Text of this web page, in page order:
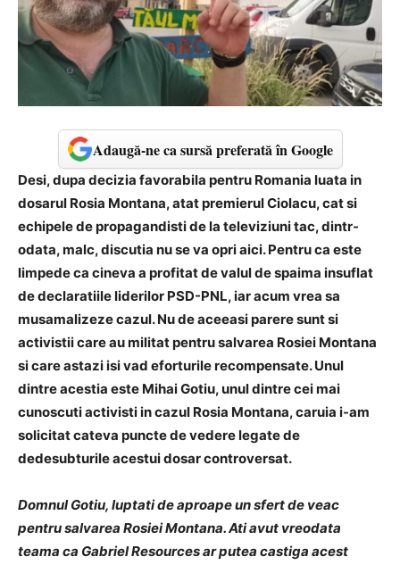
Adaugă-ne ca sursă preferată în Google
Desi, dupa decizia favorabila pentru Romania luata in
dosarul Rosia Montana, atat premierul Ciolacu, cat si
echipele de propagandisti de la televiziuni tac, dintr-
odata, malc, discutia nu se va opri aici. Pentru ca este
limpede ca cineva a profitat de valul de spaima insuflat
de declaratiile liderilor PSD-PNL, iar acum vrea sa
musamalizeze cazul. Nu de aceeasi parere sunt si
activistii care au militat pentru salvarea Rosiei Montana
si care astazi isi vad eforturile recompensate. Unul
dintre acestia este Mihai Gotiu, unul dintre cei mai
cunoscuti activisti in cazul Rosia Montana, caruia i-am
solicitat cateva puncte de vedere legate de
dedesubturile acestui dosar controversat.
Domnul Gotiu, luptati de aproape un sfert de veac
pentru salvarea Rosiei Montana. Ati avut vreodata
teama ca Gabriel Resources ar putea castiga acest